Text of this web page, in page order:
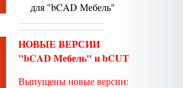
для "bCAD Мебель"
НОВЫЕ ВЕРСИИ
"bCAD Мебель" и bCUT
Выпущены новые версии: